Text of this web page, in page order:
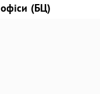
офіси (БЦ)